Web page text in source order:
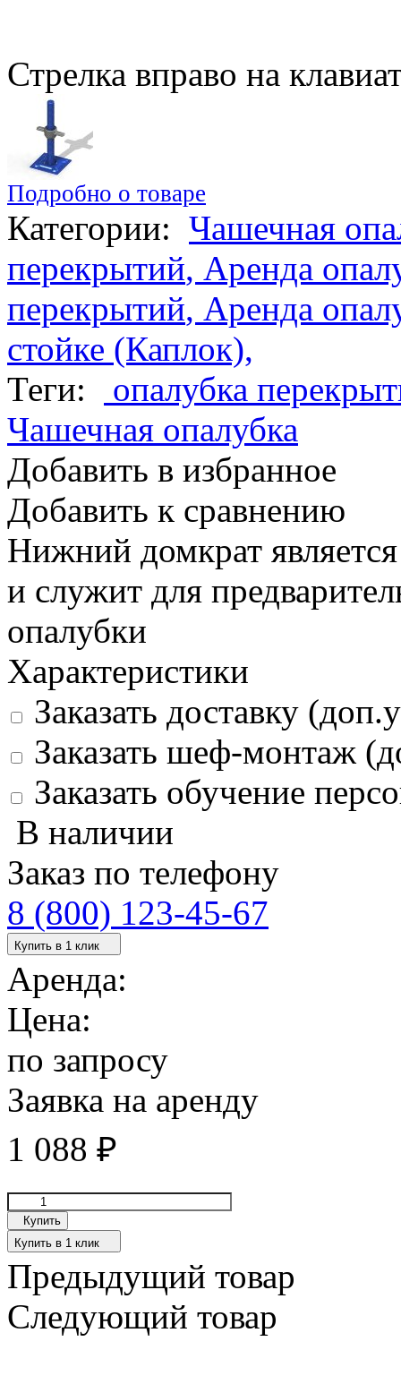
Стрелка вправо на
Подробно о товаре
Категории: Чашечная
перекрытий, Аренда
перекрытий, Аренда
стойке (Каплок),
Теги:
опалубка
Чашечная опалубка
Добавить в избранное
Добавить к сравнению
Нижний домкрат
и служит для
опалубки
Характеристики
Заказать доставку
Заказать шеф-монтаж
Заказать обучение
В наличии
Заказ по телефону
8 (800) 123-45-67
Купить в 1 клик
Аренда:
Цена:
по запросу
Заявка на аренду
1 088 ₽
Купить
Купить в 1 клик
Предыдущий товар
Следующий товар